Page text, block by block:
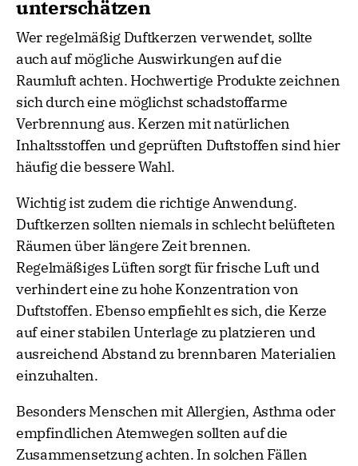
unterschätzen
Wer regelmäßig Duftkerzen verwendet, sollte
auch auf mögliche Auswirkungen auf die
Raumluft achten. Hochwertige Produkte zeichnen
sich durch eine möglichst schadstoffarme
Verbrennung aus. Kerzen mit natürlichen
Inhaltsstoffen und geprüften Duftstoffen sind hier
häufig die bessere Wahl.
Wichtig ist zudem die richtige Anwendung.
Duftkerzen sollten niemals in schlecht belüfteten
Räumen über längere Zeit brennen.
Regelmäßiges Lüften sorgt für frische Luft und
verhindert eine zu hohe Konzentration von
Duftstoffen. Ebenso empfiehlt es sich, die Kerze
auf einer stabilen Unterlage zu platzieren und
ausreichend Abstand zu brennbaren Materialien
einzuhalten.
Besonders Menschen mit Allergien, Asthma oder
empfindlichen Atemwegen sollten auf die
Zusammensetzung achten. In solchen Fällen